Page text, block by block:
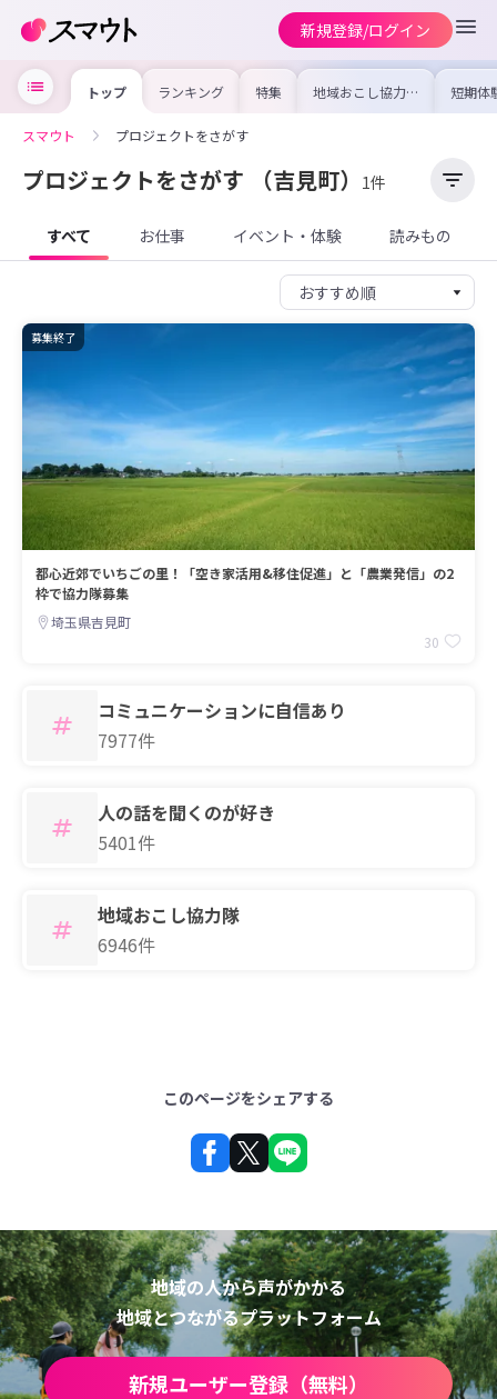
新規登録/ログイン
トップ ランキング 特集 地域おこし協力隊
の求人やイベント
を集めました！仕
けよう
短期体
り〜数
域を知
スマウト プロジェクトをさがす
プロジェクトをさがす （吉見町） 1件
すべて お仕事 イベント・体験 読みもの
募集終了
都心近郊でいちごの里！「空き家活用&移住促進」と「農業発信」の2
枠で協力隊募集
埼玉県吉見町
30
コミュニケーションに自信あり
7977件
人の話を聞くのが好き
5401件
地域おこし協力隊
6946件
このページをシェアする
地域の人から声がかかる
地域とつながるプラットフォーム
新規ユーザー登録（無料）